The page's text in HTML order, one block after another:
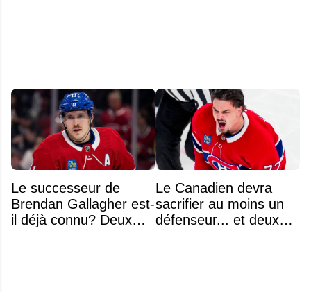
Le successeur de
Brendan Gallagher est-
il déjà connu? Deux
Le Canadien devra
sacrifier au moins un
défenseur... et deux